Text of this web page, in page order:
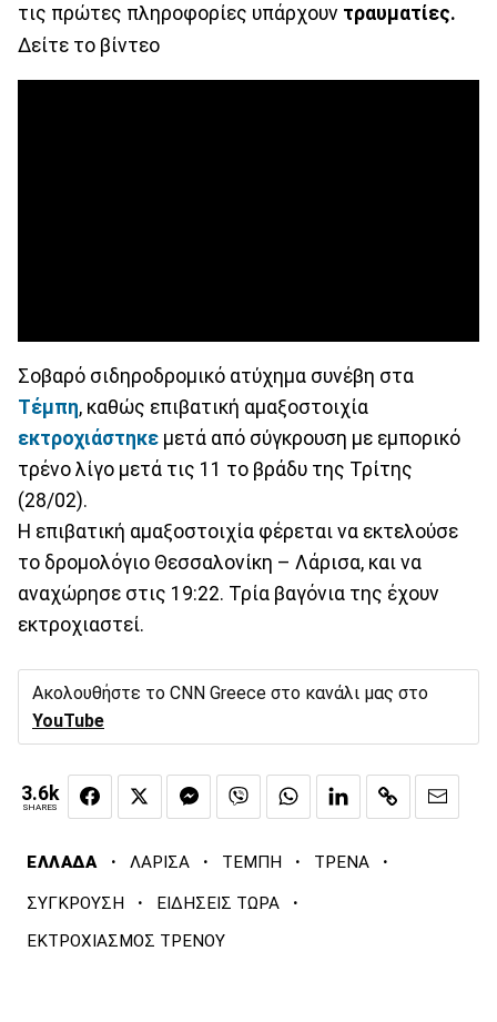
τις πρώτες πληροφορίες υπάρχουν τραυματίες.
Δείτε το βίντεο
Σοβαρό σιδηροδρομικό ατύχημα συνέβη στα
Τέμπη, καθώς επιβατική αμαξοστοιχία
εκτροχιάστηκε μετά από σύγκρουση με εμπορικό
τρένο λίγο μετά τις 11 το βράδυ της Τρίτης
(28/02).
Η επιβατική αμαξοστοιχία φέρεται να εκτελούσε
το δρομολόγιο Θεσσαλονίκη – Λάρισα, και να
αναχώρησε στις 19:22. Τρία βαγόνια της έχουν
εκτροχιαστεί.
Ακολουθήστε το CNN Greece στο κανάλι μας στο
YouTube
3.6k
SHARES
ΕΛΛΑΔΑ · ΛΑΡΙΣΑ · ΤΕΜΠΗ · ΤΡΕΝΑ ·
ΣΥΓΚΡΟΥΣΗ · ΕΙΔΗΣΕΙΣ ΤΩΡΑ ·
ΕΚΤΡΟΧΙΑΣΜΟΣ ΤΡΕΝΟΥ